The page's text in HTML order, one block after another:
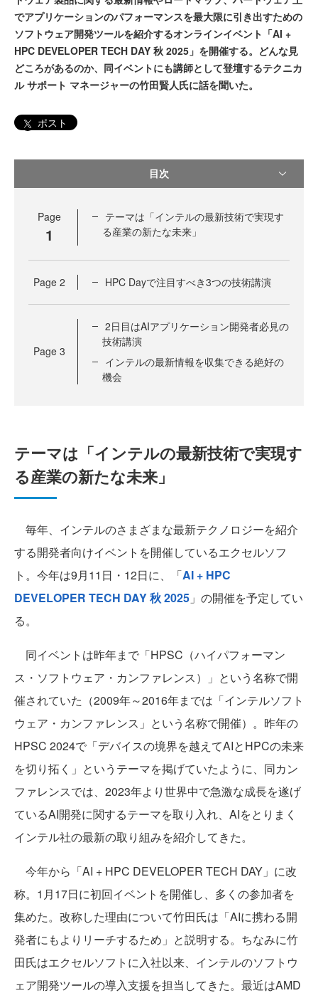
でアプリケーションのパフォーマンスを最大限に引き出すための
ソフトウェア開発ツールを紹介するオンラインイベント「AI +
HPC DEVELOPER TECH DAY 秋 2025」を開催する。どんな見
どころがあるのか、同イベントにも講師として登壇するテクニカ
ル サポート マネージャーの竹田賢人氏に話を聞いた。
ポスト
目次
Page
1
テーマは「インテルの最新技術で実現す
る産業の新たな未来」
Page 2 HPC Dayで注目すべき3つの技術講演
Page 3
2日目はAIアプリケーション開発者必見の
技術講演
インテルの最新情報を収集できる絶好の
機会
テーマは「インテルの最新技術で実現す
る産業の新たな未来」
毎年、インテルのさまざまな最新テクノロジーを紹介
する開発者向けイベントを開催しているエクセルソフ
ト。今年は9月11日・12日に、「AI + HPC
DEVELOPER TECH DAY 秋 2025 」の開催を予定してい
る。
同イベントは昨年まで「HPSC（ハイパフォーマン
ス・ソフトウェア・カンファレンス）」という名称で開
催されていた（2009年～2016年までは「インテルソフト
ウェア・カンファレンス」という名称で開催）。昨年の
HPSC 2024で「デバイスの境界を越えてAIとHPCの未来
を切り拓く」というテーマを掲げていたように、同カン
ファレンスでは、2023年より世界中で急激な成長を遂げ
ているAI開発に関するテーマを取り入れ、AIをとりまく
インテル社の最新の取り組みを紹介してきた。
今年から「AI + HPC DEVELOPER TECH DAY」に改
称。1月17日に初回イベントを開催し、多くの参加者を
集めた。改称した理由について竹田氏は「AIに携わる開
発者にもよりリーチするため」と説明する。ちなみに竹
田氏はエクセルソフトに入社以来、インテルのソフトウ
ェア開発ツールの導入支援を担当してきた。最近はAMD